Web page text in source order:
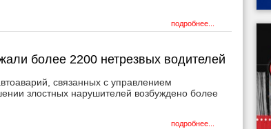
подробнее...
более 2200 нетрезвых водителей
связанных с управлением
злостных нарушителей возбуждено более
подробнее...